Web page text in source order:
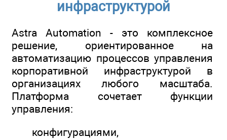
инфраструктурой
Astra Automation - это комплексное
решение, ориентированное на
автоматизацию процессов управления
корпоративной инфраструктурой в
организациях любого масштаба.
Платформа сочетает функции
управления:
конфигурациями,